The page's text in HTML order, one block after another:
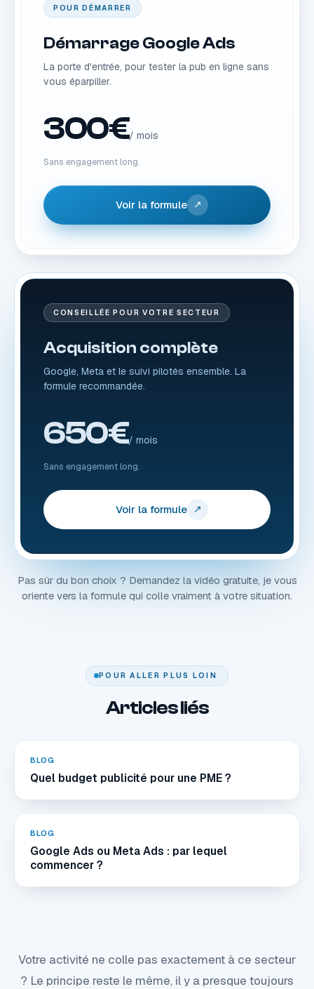
POUR DÉMARRER
Démarrage Google Ads
La porte d'entrée, pour tester la pub en ligne sans
vous éparpiller.
300€/ mois
Sans engagement long.
Voir la formule ↗
CONSEILLÉE POUR VOTRE SECTEUR
Acquisition complète
Google, Meta et le suivi pilotés ensemble. La
formule recommandée.
650€/ mois
Sans engagement long.
Voir la formule ↗
Pas sûr du bon choix ? Demandez la vidéo gratuite, je vous
oriente vers la formule qui colle vraiment à votre situation.
POUR ALLER PLUS LOIN
Articles liés
BLOG
Quel budget publicité pour une PME ?
BLOG
Google Ads ou Meta Ads : par lequel
commencer ?
Votre activité ne colle pas exactement à ce secteur
? Le principe reste le même, il y a presque toujours